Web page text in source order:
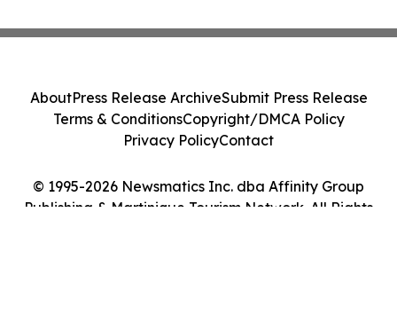
© 1995-2026 Newsmatics Inc. dba Affinity Group
Publishing & Martinique Tourism Network. All Rights
AboutPress Release ArchiveSubmit Press Release
Terms & ConditionsCopyright/DMCA Policy
Privacy PolicyContact